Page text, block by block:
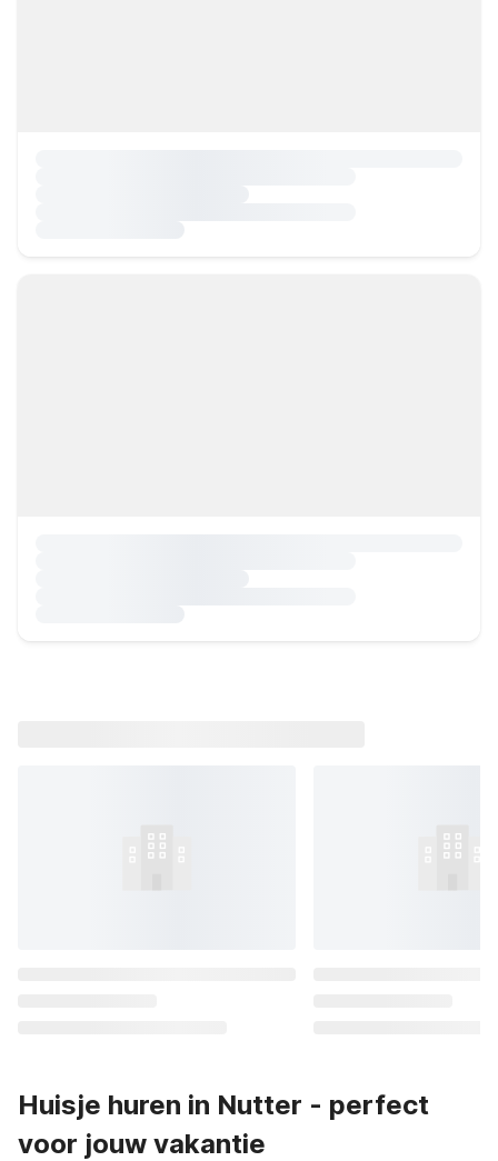
Huisje huren in Nutter - perfect
voor jouw vakantie